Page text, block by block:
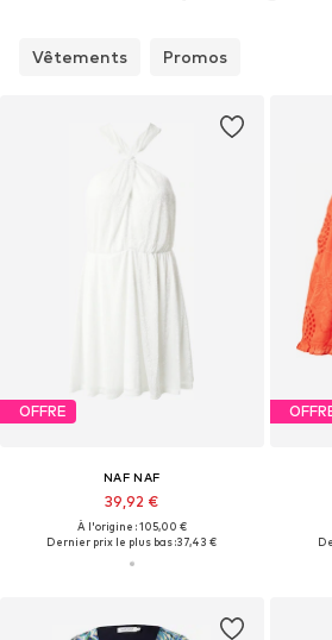
Vêtements Promos
OFFRE
NAF NAF
39,92 €
À l'origine : 105,00 €
Dernier prix le plus bas :37,43 €